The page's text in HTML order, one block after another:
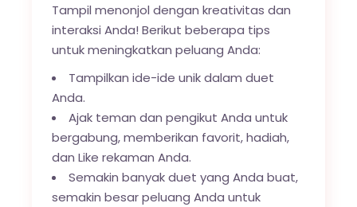
Tampil menonjol dengan kreativitas dan
interaksi Anda! Berikut beberapa tips
untuk meningkatkan peluang Anda:
Tampilkan ide-ide unik dalam duet
Anda.
Ajak teman dan pengikut Anda untuk
bergabung, memberikan favorit, hadiah,
dan Like rekaman Anda.
Semakin banyak duet yang Anda buat,
semakin besar peluang Anda untuk